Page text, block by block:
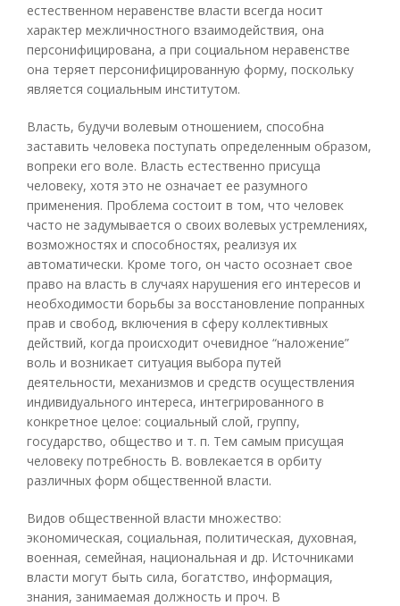
естественном неравенстве власти всегда носит
характер межличностного взаимодействия, она
персонифицирована, а при социальном неравенстве
она теряет персонифицированную форму, поскольку
является социальным институтом.
Власть, будучи волевым отношением, способна
заставить человека поступать определенным образом,
вопреки его воле. Власть естественно присуща
человеку, хотя это не означает ее разумного
применения. Проблема состоит в том, что человек
часто не задумывается о своих волевых устремлениях,
возможностях и способностях, реализуя их
автоматически. Кроме того, он часто осознает свое
право на власть в случаях нарушения его интересов и
необходимости борьбы за восстановление попранных
прав и свобод, включения в сферу коллективных
действий, когда происходит очевидное “наложение”
воль и возникает ситуация выбора путей
деятельности, механизмов и средств осуществления
индивидуального интереса, интегрированного в
конкретное целое: социальный слой, группу,
государство, общество и т. п. Тем самым присущая
человеку потребность В. вовлекается в орбиту
различных форм общественной власти.
Видов общественной власти множество:
экономическая, социальная, политическая, духовная,
военная, семейная, национальная и др. Источниками
власти могут быть сила, богатство, информация,
знания, занимаемая должность и проч. В